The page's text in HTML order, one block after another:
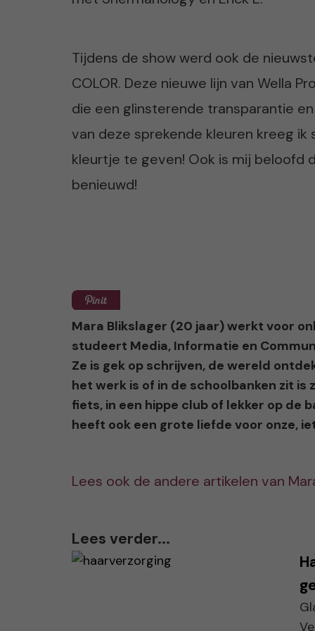
Tijdens de show werd ook de
COLOR. Deze nieuwe lijn van Wella
die een glinsterende transparantie
van deze sprekende kleuren kreeg ik
kleurtje te geven! Ook is mij beloofd
benieuwd!
Mara Blikslager (20 jaar) werkt voor
studeert Media, Informatie en
Ze is gek op schrijven, de wereld
het werk is of in de schoolbanken zit is
fiets, in een hippe club of lekker op de
heeft ook een grote liefde voor onze,
Lees ook de andere artikelen van
Lees verder...